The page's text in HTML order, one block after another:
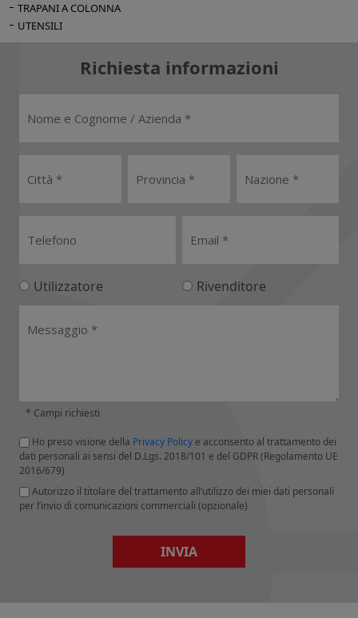
TRAPANI A COLONNA
UTENSILI
Richiesta informazioni
Utilizzatore Rivenditore
* Campi richiesti
Ho preso visione della Privacy Policy e acconsento al trattamento dei
dati personali ai sensi del D.Lgs. 2018/101 e del GDPR (Regolamento UE
2016/679)
Autorizzo il titolare del trattamento all’utilizzo dei miei dati personali
per l’invio di comunicazioni commerciali (opzionale)
INVIA